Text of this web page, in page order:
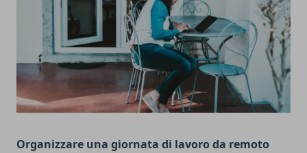
Organizzare una giornata di lavoro da remoto